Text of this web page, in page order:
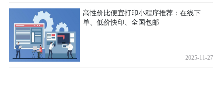
高性价比便宜打印小程序推荐：在线下
单、低价快印、全国包邮
2025-11-27